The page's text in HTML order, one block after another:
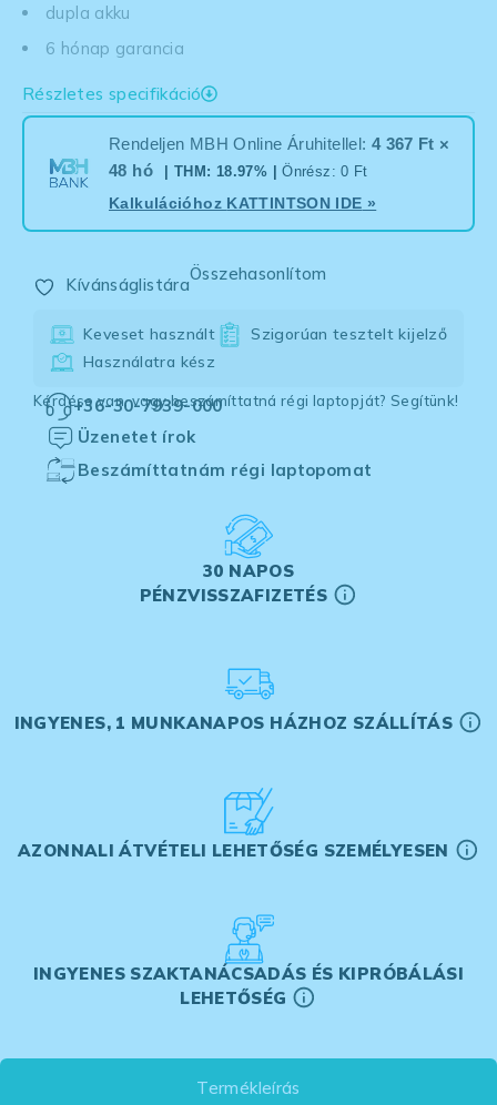
dupla akku
6 hónap garancia
Részletes specifikáció
Rendeljen MBH Online Áruhitellel: 4 367 Ft ×
48 hó
| THM: 18.97% |Önrész: 0 Ft
Kalkulációhoz KATTINTSON IDE »
Kívánságlistára
Összehasonlítom
Keveset használt
Szigorúan tesztelt kijelző
Használatra kész
Kérdése van, vagy beszámíttatná régi laptopját? Segítünk!
+36-30-7939-000
Üzenetet írok
Beszámíttatnám régi laptopomat
30 NAPOS
PÉNZVISSZAFIZETÉS
INGYENES, 1 MUNKANAPOS HÁZHOZ SZÁLLÍTÁS
AZONNALI ÁTVÉTELI LEHETŐSÉG SZEMÉLYESEN
INGYENES SZAKTANÁCSADÁS ÉS KIPRÓBÁLÁSI
LEHETŐSÉG
Termékleírás